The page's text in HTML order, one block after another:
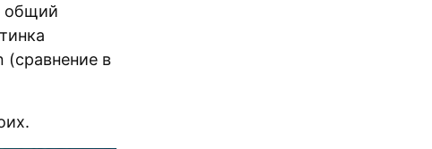
общий
(сравнение в